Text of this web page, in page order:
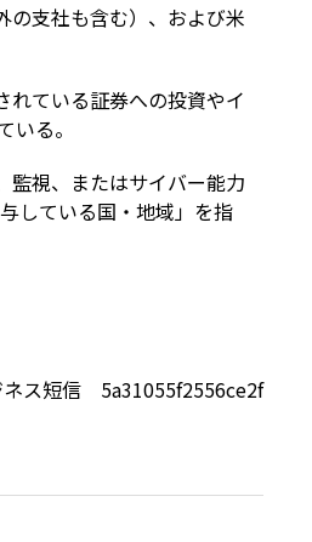
の支社も含む）、および米
れている証券への投資やイ
る。
監視、またはサイバー能力
している国・地域」を指
ネス短信 5a31055f2556ce2f